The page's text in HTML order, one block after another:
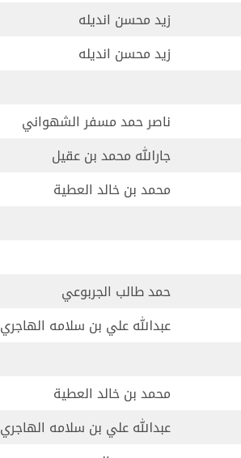
زيد محسن انديله
زيد محسن انديله
ناصر حمد مسفر الشهواني
جارالله محمد بن عقيل
محمد بن خالد العطية
حمد طالب الجربوعي
عبدالله علي بن سلامه الهاجري
محمد بن خالد العطية
عبدالله علي بن سلامه الهاجري